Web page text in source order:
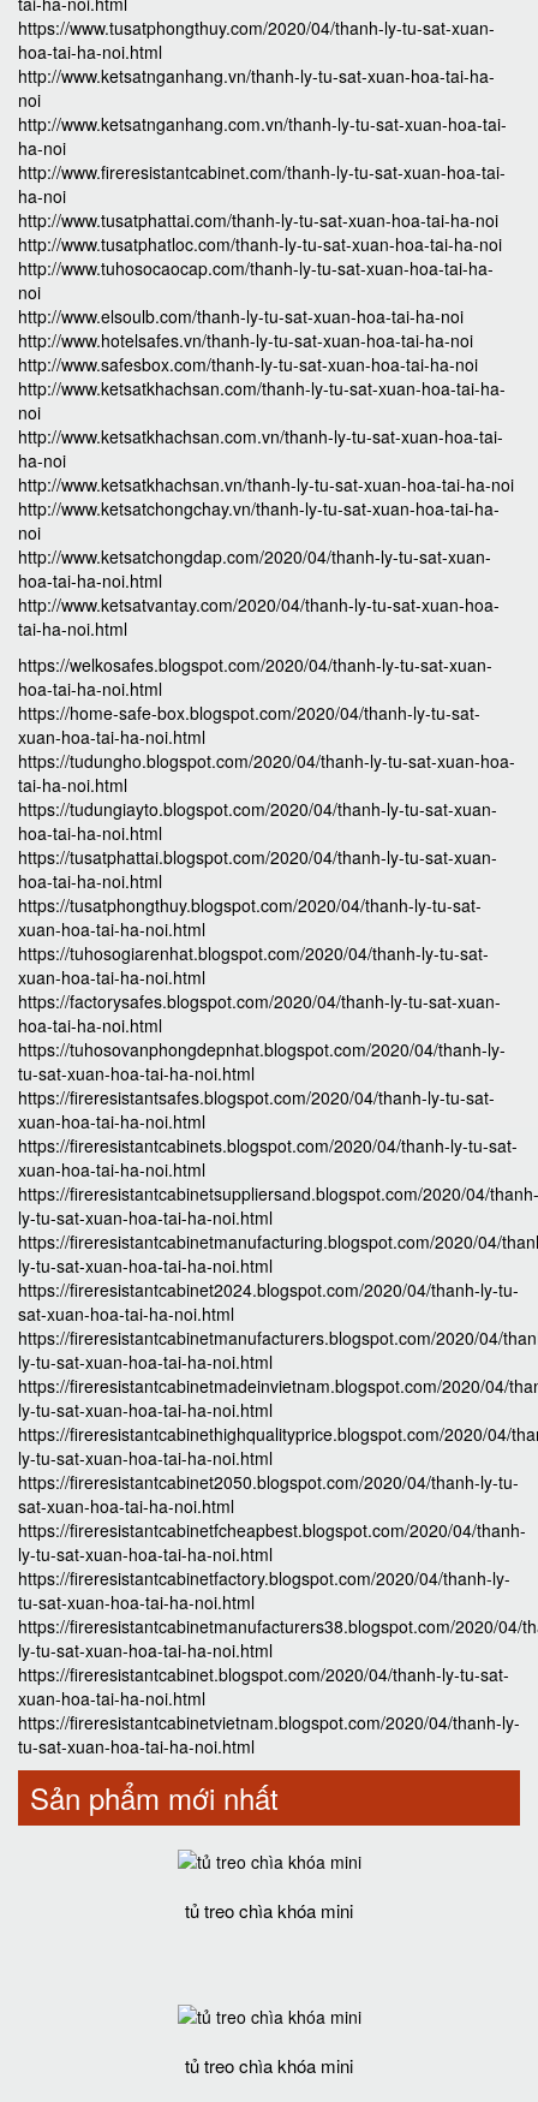
https://www.tusatphongthuy.com/2020/04/thanh-ly-tu-sat-xuan-
hoa-tai-ha-noi.html
http://www.ketsatnganhang.vn/thanh-ly-tu-sat-xuan-hoa-tai-ha-
noi
http://www.ketsatnganhang.com.vn/thanh-ly-tu-sat-xuan-hoa-tai-
ha-noi
http://www.fireresistantcabinet.com/thanh-ly-tu-sat-xuan-hoa-tai-
ha-noi
http://www.tusatphattai.com/thanh-ly-tu-sat-xuan-hoa-tai-ha-noi
http://www.tusatphatloc.com/thanh-ly-tu-sat-xuan-hoa-tai-ha-noi
http://www.tuhosocaocap.com/thanh-ly-tu-sat-xuan-hoa-tai-ha-
noi
http://www.elsoulb.com/thanh-ly-tu-sat-xuan-hoa-tai-ha-noi
http://www.hotelsafes.vn/thanh-ly-tu-sat-xuan-hoa-tai-ha-noi
http://www.safesbox.com/thanh-ly-tu-sat-xuan-hoa-tai-ha-noi
http://www.ketsatkhachsan.com/thanh-ly-tu-sat-xuan-hoa-tai-ha-
noi
http://www.ketsatkhachsan.com.vn/thanh-ly-tu-sat-xuan-hoa-tai-
ha-noi
http://www.ketsatkhachsan.vn/thanh-ly-tu-sat-xuan-hoa-tai-ha-noi
http://www.ketsatchongchay.vn/thanh-ly-tu-sat-xuan-hoa-tai-ha-
noi
http://www.ketsatchongdap.com/2020/04/thanh-ly-tu-sat-xuan-
hoa-tai-ha-noi.html
http://www.ketsatvantay.com/2020/04/thanh-ly-tu-sat-xuan-hoa-
tai-ha-noi.html
https://welkosafes.blogspot.com/2020/04/thanh-ly-tu-sat-xuan-
hoa-tai-ha-noi.html
https://home-safe-box.blogspot.com/2020/04/thanh-ly-tu-sat-
xuan-hoa-tai-ha-noi.html
https://tudungho.blogspot.com/2020/04/thanh-ly-tu-sat-xuan-hoa-
tai-ha-noi.html
https://tudungiayto.blogspot.com/2020/04/thanh-ly-tu-sat-xuan-
hoa-tai-ha-noi.html
https://tusatphattai.blogspot.com/2020/04/thanh-ly-tu-sat-xuan-
hoa-tai-ha-noi.html
https://tusatphongthuy.blogspot.com/2020/04/thanh-ly-tu-sat-
xuan-hoa-tai-ha-noi.html
https://tuhosogiarenhat.blogspot.com/2020/04/thanh-ly-tu-sat-
xuan-hoa-tai-ha-noi.html
https://factorysafes.blogspot.com/2020/04/thanh-ly-tu-sat-xuan-
hoa-tai-ha-noi.html
https://tuhosovanphongdepnhat.blogspot.com/2020/04/thanh-ly-
tu-sat-xuan-hoa-tai-ha-noi.html
https://fireresistantsafes.blogspot.com/2020/04/thanh-ly-tu-sat-
xuan-hoa-tai-ha-noi.html
https://fireresistantcabinets.blogspot.com/2020/04/thanh-ly-tu-sat-
xuan-hoa-tai-ha-noi.html
https://fireresistantcabinetsuppliersand.blogspot.com/2020/04/thanh-
ly-tu-sat-xuan-hoa-tai-ha-noi.html
https://fireresistantcabinetmanufacturing.blogspot.com/2020/04/
ly-tu-sat-xuan-hoa-tai-ha-noi.html
https://fireresistantcabinet2024.blogspot.com/2020/04/thanh-ly-tu-
sat-xuan-hoa-tai-ha-noi.html
https://fireresistantcabinetmanufacturers.blogspot.com/2020/04/
ly-tu-sat-xuan-hoa-tai-ha-noi.html
https://fireresistantcabinetmadeinvietnam.blogspot.com/2020/04/
ly-tu-sat-xuan-hoa-tai-ha-noi.html
https://fireresistantcabinethighqualityprice.blogspot.com/2020/04/
ly-tu-sat-xuan-hoa-tai-ha-noi.html
https://fireresistantcabinet2050.blogspot.com/2020/04/thanh-ly-tu-
sat-xuan-hoa-tai-ha-noi.html
https://fireresistantcabinetfcheapbest.blogspot.com/2020/04/thanh-
ly-tu-sat-xuan-hoa-tai-ha-noi.html
https://fireresistantcabinetfactory.blogspot.com/2020/04/thanh-ly-
tu-sat-xuan-hoa-tai-ha-noi.html
https://fireresistantcabinetmanufacturers38.blogspot.com/2020/04/
ly-tu-sat-xuan-hoa-tai-ha-noi.html
https://fireresistantcabinet.blogspot.com/2020/04/thanh-ly-tu-sat-
xuan-hoa-tai-ha-noi.html
https://fireresistantcabinetvietnam.blogspot.com/2020/04/thanh-ly-
tu-sat-xuan-hoa-tai-ha-noi.html
Sản phẩm mới nhất
tủ treo chìa khóa mini
tủ treo chìa khóa mini